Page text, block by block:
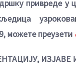
привреде у
можете преузети
ИЗЈАВЕ